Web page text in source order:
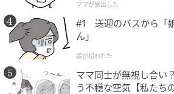
私はスクリーンショットを日付つき
振込履歴のコピー、夫と義弟のメ
（夫に頼んでスクリーンショット
そして家計のスプレッドシートをひ
まとめた。
ママが家出した
#1 送迎のバスから「
ん」
娘が拐われた
ママ同士が無視し合い
う不穏な空気【私たち